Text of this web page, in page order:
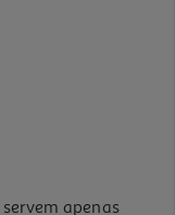
apenas